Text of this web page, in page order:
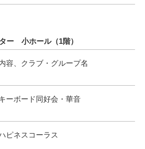
ー 小ホール（1階）
容、クラブ・グループ名
ーボード同好会・華音
ピネスコーラス